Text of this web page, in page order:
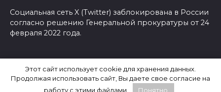
Социальная сеть X (Twitter) заблокирована в России
согласно решению Генеральной прокуратуры от 24
февраля 2022 года.
Последние новости России
Этот сайт использует cookie для хранения данных.
Продолжая использовать сайт, Вы даете свое согласие на
работу с этими файлами.
Понятно.